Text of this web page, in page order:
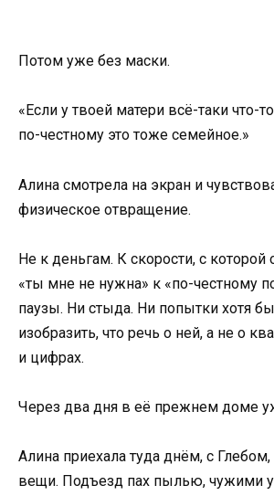
Потом уже без маски.
«Если у твоей матери всё-таки что-
по-честному это тоже семейное.»
Алина смотрела на экран и
физическое отвращение.
Не к деньгам. К скорости, с которой
«ты мне не нужна» к «по-честному
паузы. Ни стыда. Ни попытки хотя
изобразить, что речь о ней, а не о
и цифрах.
Через два дня в её прежнем доме
Алина приехала туда днём, с Глебом,
вещи. Подъезд пах пылью, чужими